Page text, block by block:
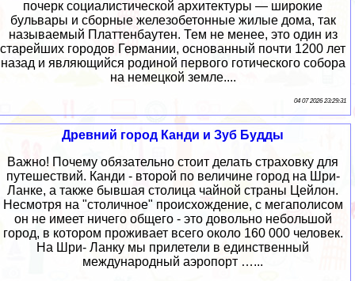
почерк социалистической архитектуры — широкие
бульвары и сборные железобетонные жилые дома, так
называемый Платтенбаутен. Тем не менее, это один из
старейших городов Германии, основанный почти 1200 лет
назад и являющийся родиной первого готического собора
на немецкой земле....
04 07 2026 23:29:31
Древний город Канди и Зуб Будды
Важно! Почему обязательно стоит делать страховку для
путешествий. Канди - второй по величине город на Шри-
Ланке, а также бывшая столица чайной страны Цейлон.
Несмотря на "столичное" происхождение, с мегаполисом
он не имеет ничего общего - это довольно небольшой
город, в котором проживает всего около 160 000 человек.
На Шри- Ланку мы прилетели в единственный
международный аэропорт …...